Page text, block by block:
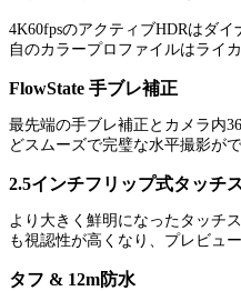
4K60fpsのアクティブHDRはダ
自のカラープロファイルはライ
FlowState 手ブレ補正
最先端の手ブレ補正とカメラ内
どスムーズで完璧な水平撮影がで
2.5インチフリップ式タッチ
より大きく鮮明になったタッチ
も視認性が高くなり、プレビュ
タフ & 12m防水